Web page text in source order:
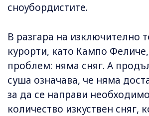
сноубордистите.
В разгара на изключително
курорти, като Кампо
проблем: няма сняг. А
суша означава, че няма
за да се направи
количество изкуствен сняг,